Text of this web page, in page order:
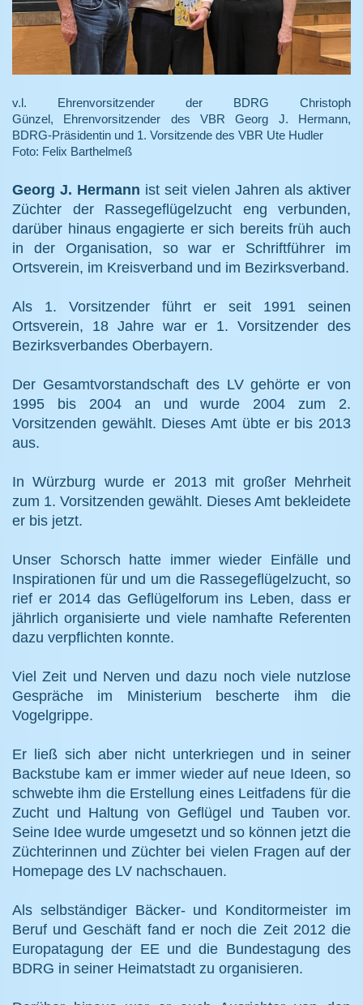
v.l. Ehrenvorsitzender der BDRG Christoph
Günzel, Ehrenvorsitzender des VBR Georg J. Hermann,
BDRG-Präsidentin und 1. Vorsitzende des VBR Ute Hudler
Foto: Felix Barthelmeß
Georg J. Hermann ist seit vielen Jahren als aktiver
Züchter der Rassegeflügelzucht eng verbunden,
darüber hinaus engagierte er sich bereits früh auch
in der Organisation, so war er Schriftführer im
Ortsverein, im Kreisverband und im Bezirksverband.
Als 1. Vorsitzender führt er seit 1991 seinen
Ortsverein, 18 Jahre war er 1. Vorsitzender des
Bezirksverbandes Oberbayern.
Der Gesamtvorstandschaft des LV gehörte er von
1995 bis 2004 an und wurde 2004 zum 2.
Vorsitzenden gewählt. Dieses Amt übte er bis 2013
aus.
In Würzburg wurde er 2013 mit großer Mehrheit
zum 1. Vorsitzenden gewählt. Dieses Amt bekleidete
er bis jetzt.
Unser Schorsch hatte immer wieder Einfälle und
Inspirationen für und um die Rassegeflügelzucht, so
rief er 2014 das Geflügelforum ins Leben, dass er
jährlich organisierte und viele namhafte Referenten
dazu verpflichten konnte.
Viel Zeit und Nerven und dazu noch viele nutzlose
Gespräche im Ministerium bescherte ihm die
Vogelgrippe.
Er ließ sich aber nicht unterkriegen und in seiner
Backstube kam er immer wieder auf neue Ideen, so
schwebte ihm die Erstellung eines Leitfadens für die
Zucht und Haltung von Geflügel und Tauben vor.
Seine Idee wurde umgesetzt und so können jetzt die
Züchterinnen und Züchter bei vielen Fragen auf der
Homepage des LV nachschauen.
Als selbständiger Bäcker- und Konditormeister im
Beruf und Geschäft fand er noch die Zeit 2012 die
Europatagung der EE und die Bundestagung des
BDRG in seiner Heimatstadt zu organisieren.